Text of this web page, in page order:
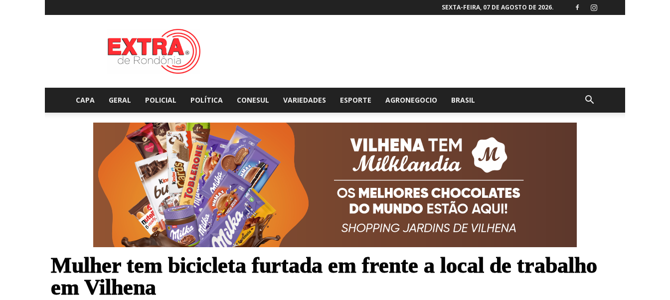
SEXTA-FEIRA, 07 DE AGOSTO DE 2026.
Extraderondonia.com.br
CAPA GERAL POLICIAL POLÍTICA CONESUL VARIEDADES ESPORTE AGRONEGOCIO BRASIL
Mulher tem bicicleta furtada em frente a local de trabalho
em Vilhena